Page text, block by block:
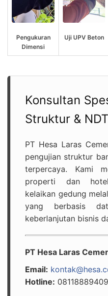
Pengukuran
Dimensi
Uji UPV Beton
Konsultan
Struktur &
PT Hesa Laras
pengujian struktur
terpercaya. Kami
properti dan
kelaikan gedung
yang berbasis
keberlanjutan bisnis
PT Hesa Laras
Email:
Hotline: